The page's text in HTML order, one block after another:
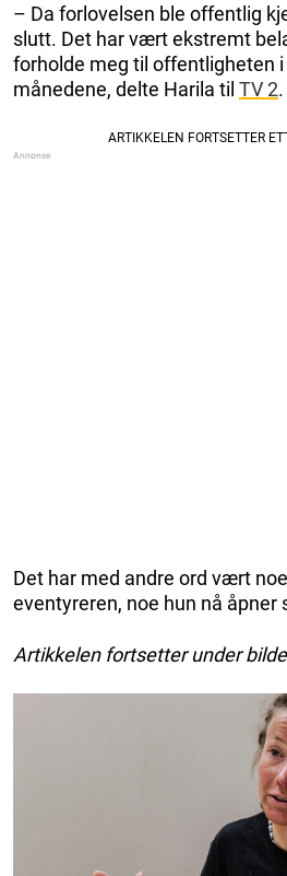
– Da forlovelsen ble offentlig
slutt. Det har vært ekstremt
forholde meg til offentligheten
månedene, delte Harila til TV 2.
Det har med andre ord vært
eventyreren, noe hun nå åpner
Artikkelen fortsetter under